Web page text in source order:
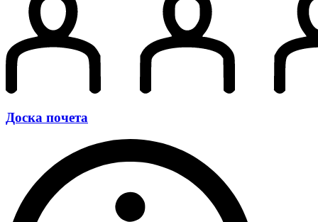
Доска почета